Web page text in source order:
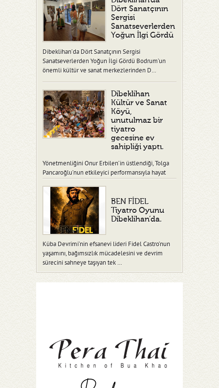
Dört Sanatçının
Sergisi
Sanatseverlerden
Yoğun İlgi Gördü
Dibeklihan’da Dört Sanatçının Sergisi
Sanatseverlerden Yoğun İlgi Gördü Bodrum’un
önemli kültür ve sanat merkezlerinden D…
Dibeklihan
Kültür ve Sanat
Köyü,
unutulmaz bir
tiyatro
gecesine ev
sahipliği yaptı.
Yönetmenliğini Onur Erbilen’in üstlendiği, Tolga
Pancaroğlu’nun etkileyici performansıyla hayat
BEN FİDEL
Tiyatro Oyunu
Dibeklihan’da.
Küba Devrimi’nin efsanevi lideri Fidel Castro’nun
yaşamını, bağımsızlık mücadelesini ve devrim
sürecini sahneye taşıyan tek …